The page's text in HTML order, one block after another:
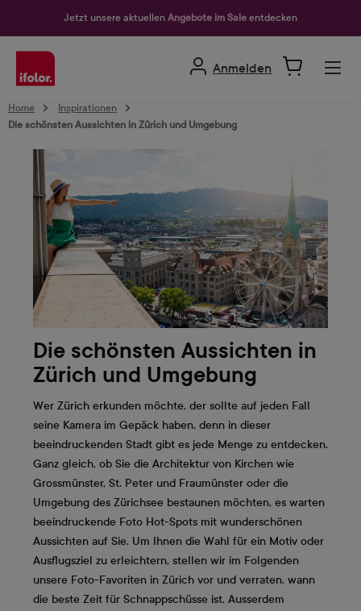
Jetzt unsere aktuellen Angebote im Sale entdecken
Anmelden
Home
Inspirationen
Die schönsten Aussichten in Zürich und Umgebung
Die schönsten Aussichten in
Zürich und Umgebung
Wer Zürich erkunden möchte, der sollte auf jeden Fall
seine Kamera im Gepäck haben, denn in dieser
beeindruckenden Stadt gibt es jede Menge zu entdecken.
Ganz gleich, ob Sie die Architektur von Kirchen wie
Grossmünster, St. Peter und Fraumünster oder die
Umgebung des Zürichsee bestaunen möchten, es warten
beeindruckende Foto Hot-Spots mit wunderschönen
Aussichten auf Sie. Um Ihnen die Wahl für ein Motiv oder
Ausflugsziel zu erleichtern, stellen wir im Folgenden
unsere Foto-Favoriten in Zürich vor und verraten, wann
die beste Zeit für Schnappschüsse ist. Ausserdem